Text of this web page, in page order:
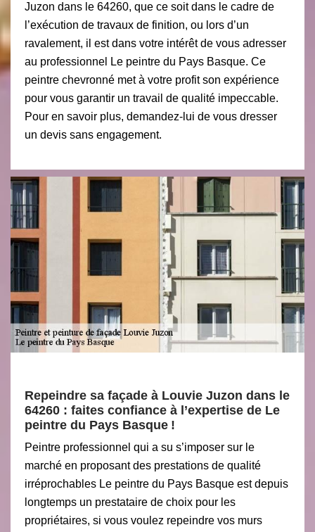
Juzon dans le 64260, que ce soit dans le cadre de
l’exécution de travaux de finition, ou lors d’un
ravalement, il est dans votre intérêt de vous adresser
au professionnel Le peintre du Pays Basque. Ce
peintre chevronné met à votre profit son expérience
pour vous garantir un travail de qualité impeccable.
Pour en savoir plus, demandez-lui de vous dresser
un devis sans engagement.
Repeindre sa façade à Louvie Juzon dans le
64260 : faites confiance à l’expertise de Le
peintre du Pays Basque !
Peintre professionnel qui a su s’imposer sur le
marché en proposant des prestations de qualité
irréprochables Le peintre du Pays Basque est depuis
longtemps un prestataire de choix pour les
propriétaires, si vous voulez repeindre vos murs